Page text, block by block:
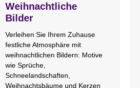
Weihnachtliche
Bilder
Verleihen Sie Ihrem Zuhause
festliche Atmosphäre mit
weihnachtlichen Bildern: Motive
wie Sprüche,
Schneelandschaften,
Weihnachtsbäume und Kerzen